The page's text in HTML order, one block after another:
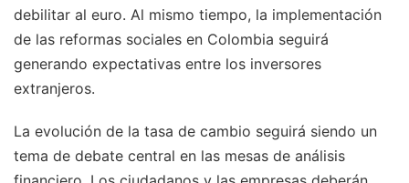
debilitar al euro. Al mismo tiempo, la implementación
de las reformas sociales en Colombia seguirá
generando expectativas entre los inversores
extranjeros.
La evolución de la tasa de cambio seguirá siendo un
tema de debate central en las mesas de análisis